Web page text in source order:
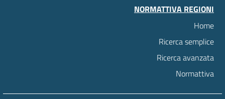
NORMATTIVA REGIONI
Home
Ricerca semplice
Ricerca avanzata
Normattiva